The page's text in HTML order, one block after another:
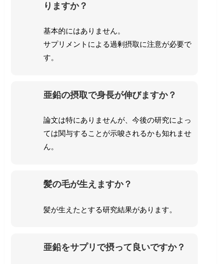
りますか？
基本的にはありません。
サプリメントによる過剰摂取に注意が必要で
す。
亜鉛の摂取で身長が伸びますか？
論文は特にありませんが、今後の研究によっ
ては関与することが示唆されるかも知れませ
ん。
髪の毛が生えますか？
髪が生えたとする研究結果があります。
亜鉛をサプリで摂って良いですか？